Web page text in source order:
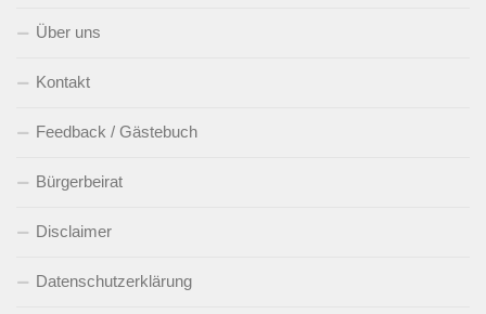
Über uns
Kontakt
Feedback / Gästebuch
Bürgerbeirat
Disclaimer
Datenschutzerklärung